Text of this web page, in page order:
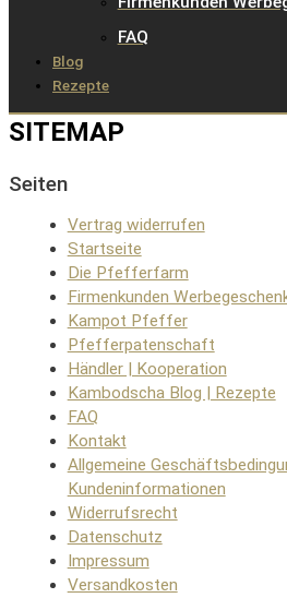
FAQ
Blog
Rezepte
SITEMAP
Seiten
Vertrag widerrufen
Startseite
Die Pfefferfarm
Firmenkunden
Kampot Pfeffer
Pfefferpatenschaft
Händler | Kooperation
Kambodscha Blog | Rezepte
FAQ
Kontakt
Allgemeine
Kundeninformationen
Widerrufsrecht
Datenschutz
Impressum
Versandkosten